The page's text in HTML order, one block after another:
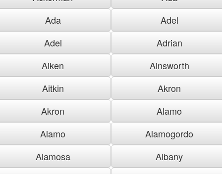
Ada
Adel
Adel
Adrian
Aiken
Ainsworth
Aitkin
Akron
Akron
Alamo
Alamo
Alamogordo
Alamosa
Albany